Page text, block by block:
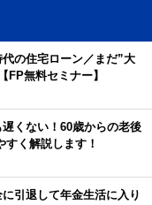
の住宅ローン／まだ”大
FP無料セミナー】
遅くない！60歳からの老後
すく解説します！
引退して年金生活に入り